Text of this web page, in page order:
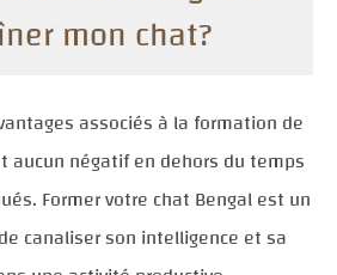
mon chat?
associés à la formation de
aucun négatif en dehors du temps
Former votre chat Bengal est un
canaliser son intelligence et sa